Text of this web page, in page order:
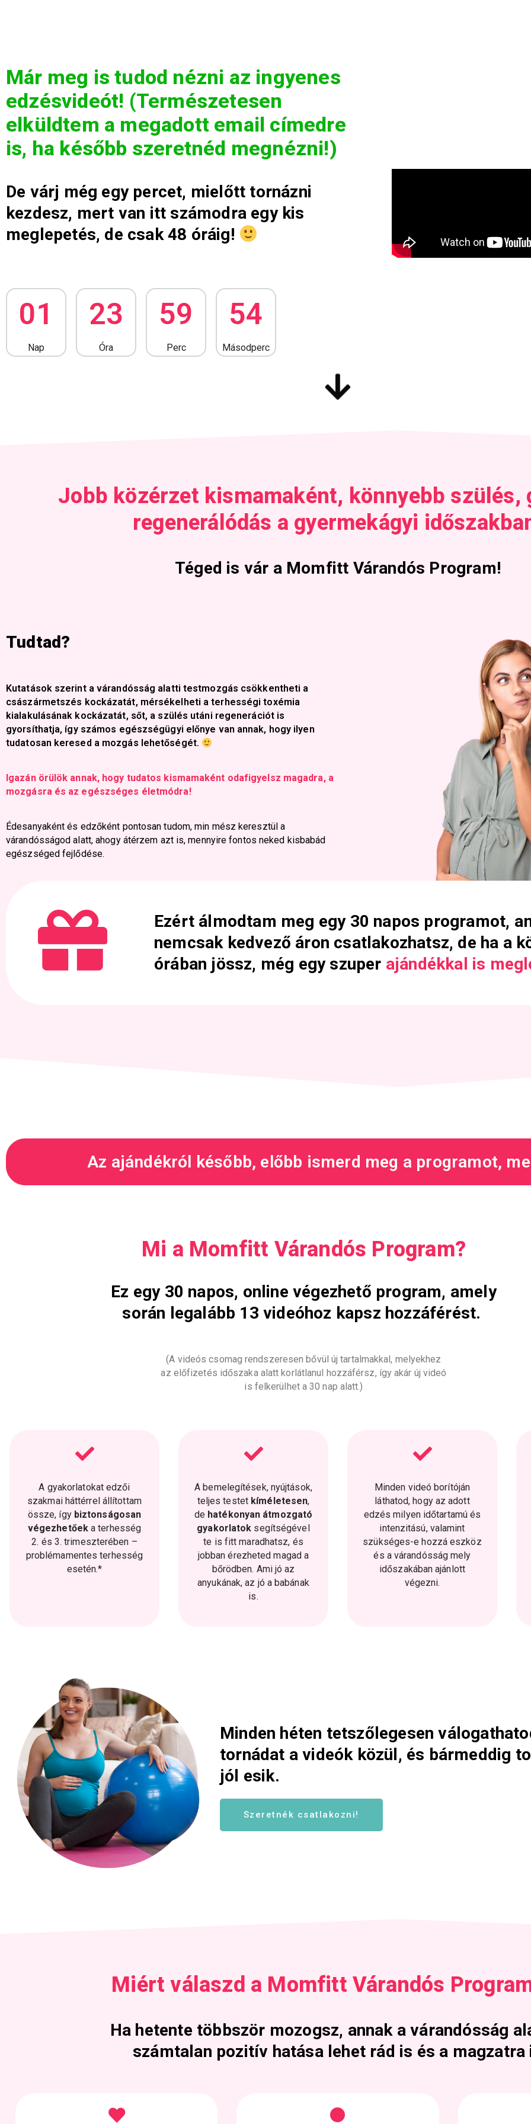
Már meg is tudod nézni az ingyenes
edzésvideót! (Természetesen
elküldtem a megadott email címedre
is, ha később szeretnéd megnézni!)
De várj még egy percet, mielőtt tornázni
kezdesz, mert van itt számodra egy kis
meglepetés, de csak 48 óráig!
01
Nap
23
Óra
59
Perc
53
Másodperc
Jobb közérzet kismamaként, könnyebb szülés,
regenerálódás a gyermekágyi
Téged is vár a Momfitt Várandós Program!
Tudtad?
Kutatások szerint a várandósság alatti testmozgás csökkentheti a
császármetszés kockázatát, mérsékelheti a terhességi toxémia
kialakulásának kockázatát, sőt, a szülés utáni regenerációt is
gyorsíthatja, így számos egészségügyi előnye van annak, hogy ilyen
tudatosan keresed a mozgás lehetőségét.
Igazán örülök annak, hogy tudatos kismamaként odafigyelsz magadra, a
mozgásra és az egészséges életmódra!
Édesanyaként és edzőként pontosan tudom, min mész keresztül a
várandósságod alatt, ahogy átérzem azt is, mennyire fontos neked kisbabád
egészséged fejlődése.
Ezért álmodtam meg egy 30 napos programot,
nemcsak kedvező áron csatlakozhatsz, de ha a
órában jössz, még egy szuper ajándékkal is
Az ajándékról később, előbb ismerd meg a programot,
Mi a Momfitt Várandós Program?
Ez egy 30 napos, online végezhető program, amely
során legalább 13 videóhoz kapsz hozzáférést.
(A videós csomag rendszeresen bővül új tartalmakkal, melyekhez
az előfizetés időszaka alatt korlátlanul hozzáférsz, így akár új videó
is felkerülhet a 30 nap alatt.)
A gyakorlatokat edzői
szakmai háttérrel állítottam
össze, így biztonságosan
végezhetőeka terhesség
2. és 3. trimeszterében –
problémamentes terhesség
esetén.*
A bemelegítések, nyújtások,
teljes testet kíméletesen,
de hatékonyan átmozgató
gyakorlatok segítségével
te is fitt maradhatsz, és
jobban érezheted magad a
bőrödben. Ami jó az
anyukának, az jó a babának
is.
Minden videó borítóján
láthatod, hogy az adott
edzés milyen időtartamú és
intenzitású, valamint
szükséges-e hozzá eszköz
és a várandósság mely
időszakában ajánlott
végezni.
Minden héten tetszőlegesen
tornádat a videók közül, és bármeddig
jól esik.
Szeretnék csatlakozni!
Miért válaszd a Momfitt Várandós
Ha hetente többször mozogsz, annak a várandósság
számtalan pozitív hatása lehet rád is és a magzatra